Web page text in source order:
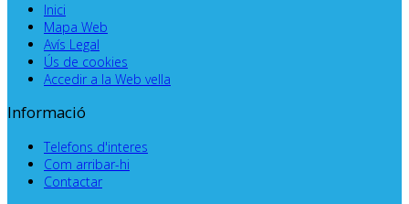
Inici
Mapa Web
Avís Legal
Ús de cookies
Accedir a la Web vella
Informació
Telefons d'interes
Com arribar-hi
Contactar